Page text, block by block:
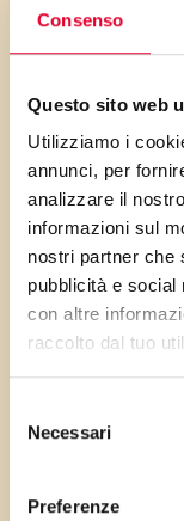
Consenso
Questo sito web
Utilizziamo i
annunci, per
analizzare il
informazioni sul
nostri partner che
pubblicità e social
con altre
raccolto dal tuo
delNecessari
Preferenze
tutti i
utile a
PRIMA
...poi clicca